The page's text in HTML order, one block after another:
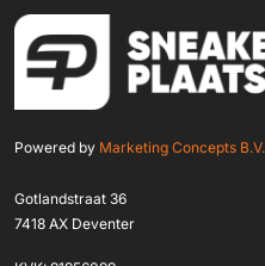
Powered by Marketing Concepts B.V.
Gotlandstraat 36
7418 AX Deventer